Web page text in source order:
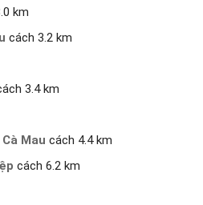
km
cách 3.2 km
3.4 km
Mau cách 4.4 km
cách 6.2 km